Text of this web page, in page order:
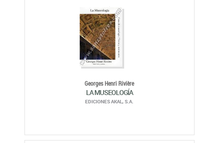
Georges Henri Rivière
LA MUSEOLOGÍA
EDICIONES AKAL, S.A.